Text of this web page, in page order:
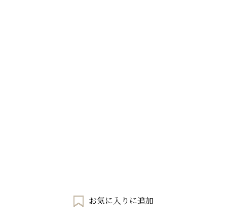
お気に入りに追加